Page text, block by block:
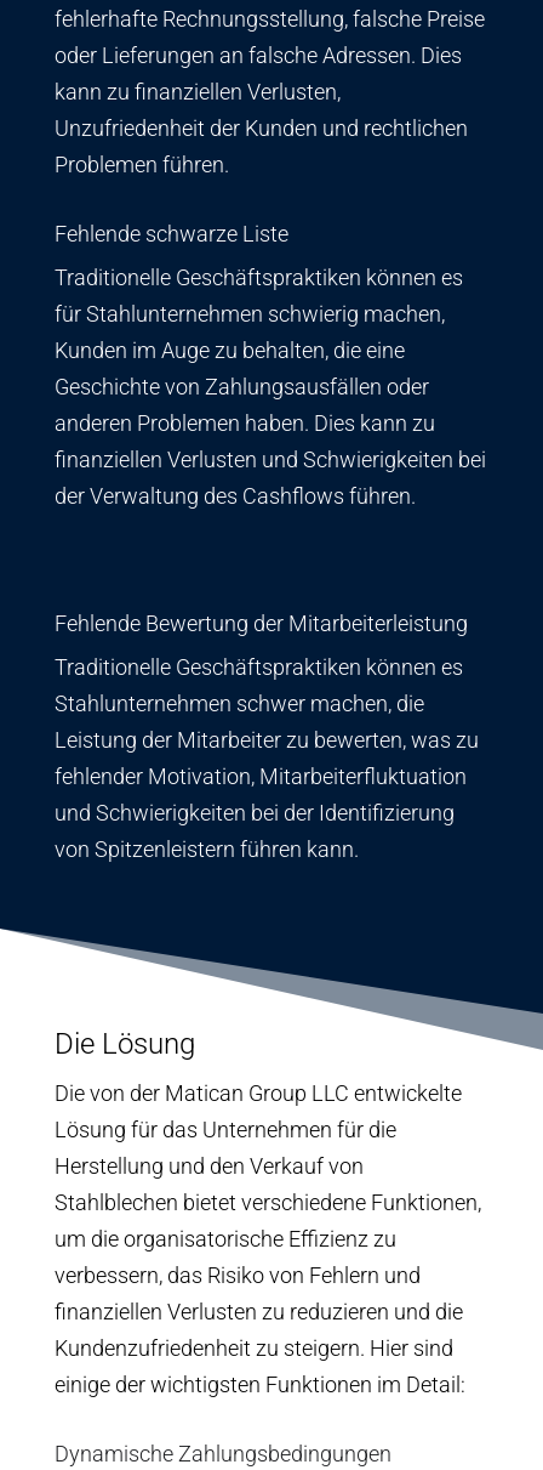
fehlerhafte Rechnungsstellung, falsche Preise
oder Lieferungen an falsche Adressen. Dies
kann zu finanziellen Verlusten,
Unzufriedenheit der Kunden und rechtlichen
Problemen führen.
Fehlende schwarze Liste
Traditionelle Geschäftspraktiken können es
für Stahlunternehmen schwierig machen,
Kunden im Auge zu behalten, die eine
Geschichte von Zahlungsausfällen oder
anderen Problemen haben. Dies kann zu
finanziellen Verlusten und Schwierigkeiten bei
der Verwaltung des Cashflows führen.
Fehlende Bewertung der Mitarbeiterleistung
Traditionelle Geschäftspraktiken können es
Stahlunternehmen schwer machen, die
Leistung der Mitarbeiter zu bewerten, was zu
fehlender Motivation, Mitarbeiterfluktuation
und Schwierigkeiten bei der Identifizierung
von Spitzenleistern führen kann.
Die Lösung
Die von der Matican Group LLC entwickelte
Lösung für das Unternehmen für die
Herstellung und den Verkauf von
Stahlblechen bietet verschiedene Funktionen,
um die organisatorische Effizienz zu
verbessern, das Risiko von Fehlern und
finanziellen Verlusten zu reduzieren und die
Kundenzufriedenheit zu steigern. Hier sind
einige der wichtigsten Funktionen im Detail:
Dynamische Zahlungsbedingungen